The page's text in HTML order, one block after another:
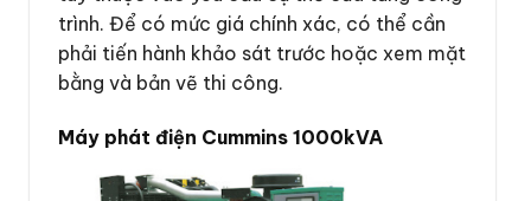
trình. Để có mức giá chính xác, có thể cần
phải tiến hành khảo sát trước hoặc xem mặt
bằng và bản vẽ thi công.
Máy phát điện Cummins 1000kVA